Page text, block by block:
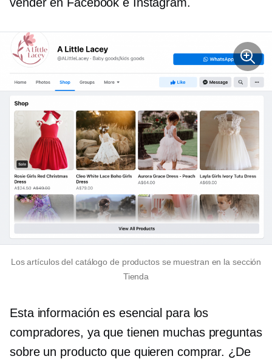
Los artículos del catálogo de productos se muestran en la sección
Tienda
Esta información es esencial para los
compradores, ya que tienen muchas preguntas
sobre un producto que quieren comprar. ¿De